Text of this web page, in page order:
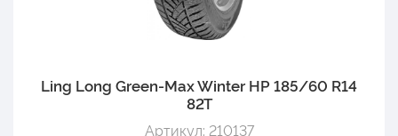
Ling Long Green-Max Winter HP 185/60 R14
82T
Артикул: 210137